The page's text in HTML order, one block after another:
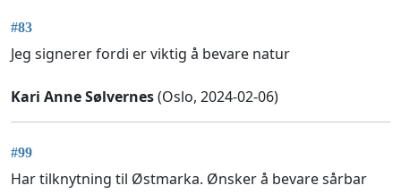
#83
Jeg signerer fordi er viktig å bevare natur
Kari Anne Sølvernes(Oslo, 2024-02-06)
#99
Har tilknytning til Østmarka. Ønsker å bevare sårbar